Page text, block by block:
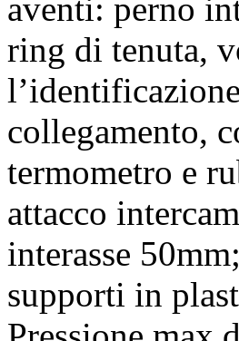
aventi: perno
ring di tenuta,
collegamento,
termometro e
attacco
interasse
supporti in